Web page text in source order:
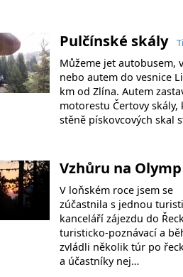
Pulčínské skály
Můžeme jet autobusem,
nebo autem do vesnice
km od Zlína. Autem
motorestu Čertovy
stěně pískovcových skal
Vzhůru na Olymp
V loňském roce jsem se
zúčastnila s jednou
kanceláří zájezdu do
turisticko-poznávací a
zvládli několik túr po
a účastníky nej…